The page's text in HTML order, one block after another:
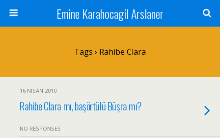
Emine Karahocagil Arslaner
Tags › Rahibe Clara
16 NISAN 2010
Rahibe Clara mı, başörtülü Büşra mı?
NO RESPONSES